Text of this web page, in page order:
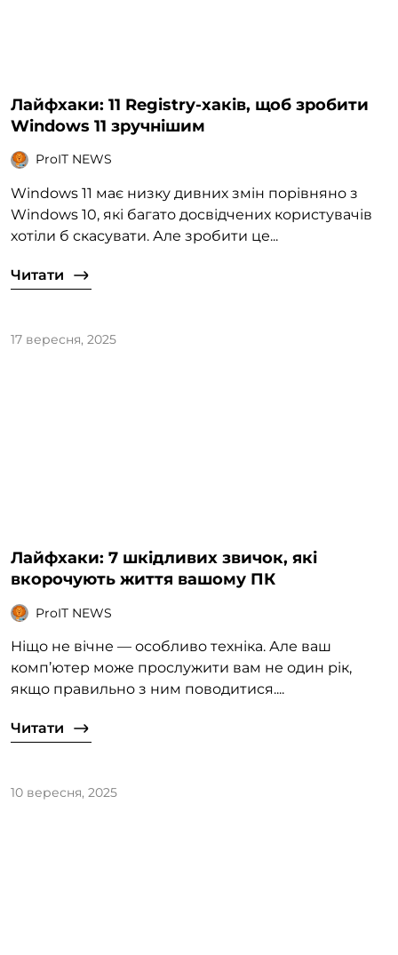
Лайфхаки: 11 Registry-хаків, щоб зробити
Windows 11 зручнішим
ProIT NEWS
Windows 11 має низку дивних змін порівняно з
Windows 10, які багато досвідчених користувачів
хотіли б скасувати. Але зробити це...
Читати
17 вересня, 2025
Лайфхаки: 7 шкідливих звичок, які
вкорочують життя вашому ПК
ProIT NEWS
Ніщо не вічне — особливо техніка. Але ваш
комп’ютер може прослужити вам не один рік,
якщо правильно з ним поводитися....
Читати
10 вересня, 2025